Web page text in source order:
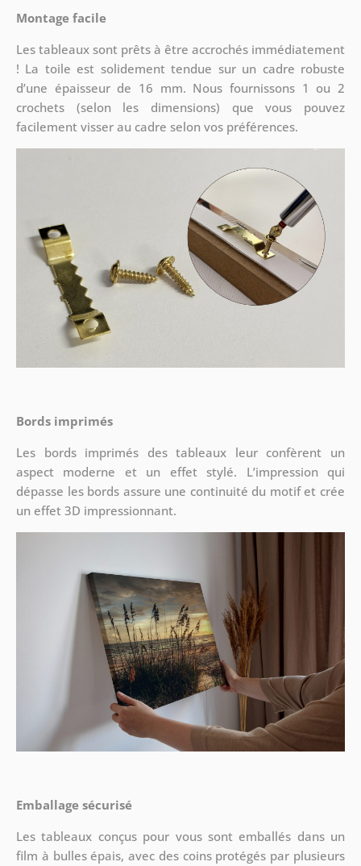
Montage facile
Les tableaux sont prêts à être accrochés immédiatement
! La toile est solidement tendue sur un cadre robuste
d’une épaisseur de 16 mm. Nous fournissons 1 ou 2
crochets (selon les dimensions) que vous pouvez
facilement visser au cadre selon vos préférences.
Bords imprimés
Les bords imprimés des tableaux leur confèrent un
aspect moderne et un effet stylé. L’impression qui
dépasse les bords assure une continuité du motif et crée
un effet 3D impressionnant.
Emballage sécurisé
Les tableaux conçus pour vous sont emballés dans un
film à bulles épais, avec des coins protégés par plusieurs